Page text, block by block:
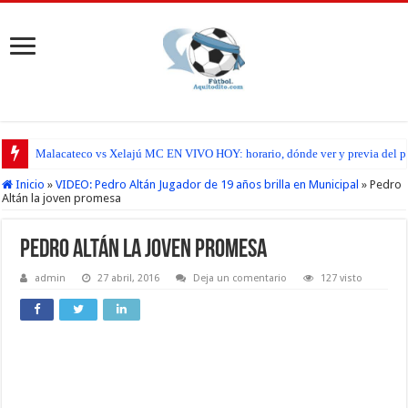
Malacateco vs Xelajú MC EN VIVO HOY: horario, dónde ver y previa del
Verdes FC vs Municipal EN VIVO HOY: horario, dónde ver y previa del
Inicio » VIDEO: Pedro Altán Jugador de 19 años brilla en Municipal » Pedro
Altán la joven promesa
Pedro Altán la joven promesa
admin 27 abril, 2016 Deja un comentario 127 visto